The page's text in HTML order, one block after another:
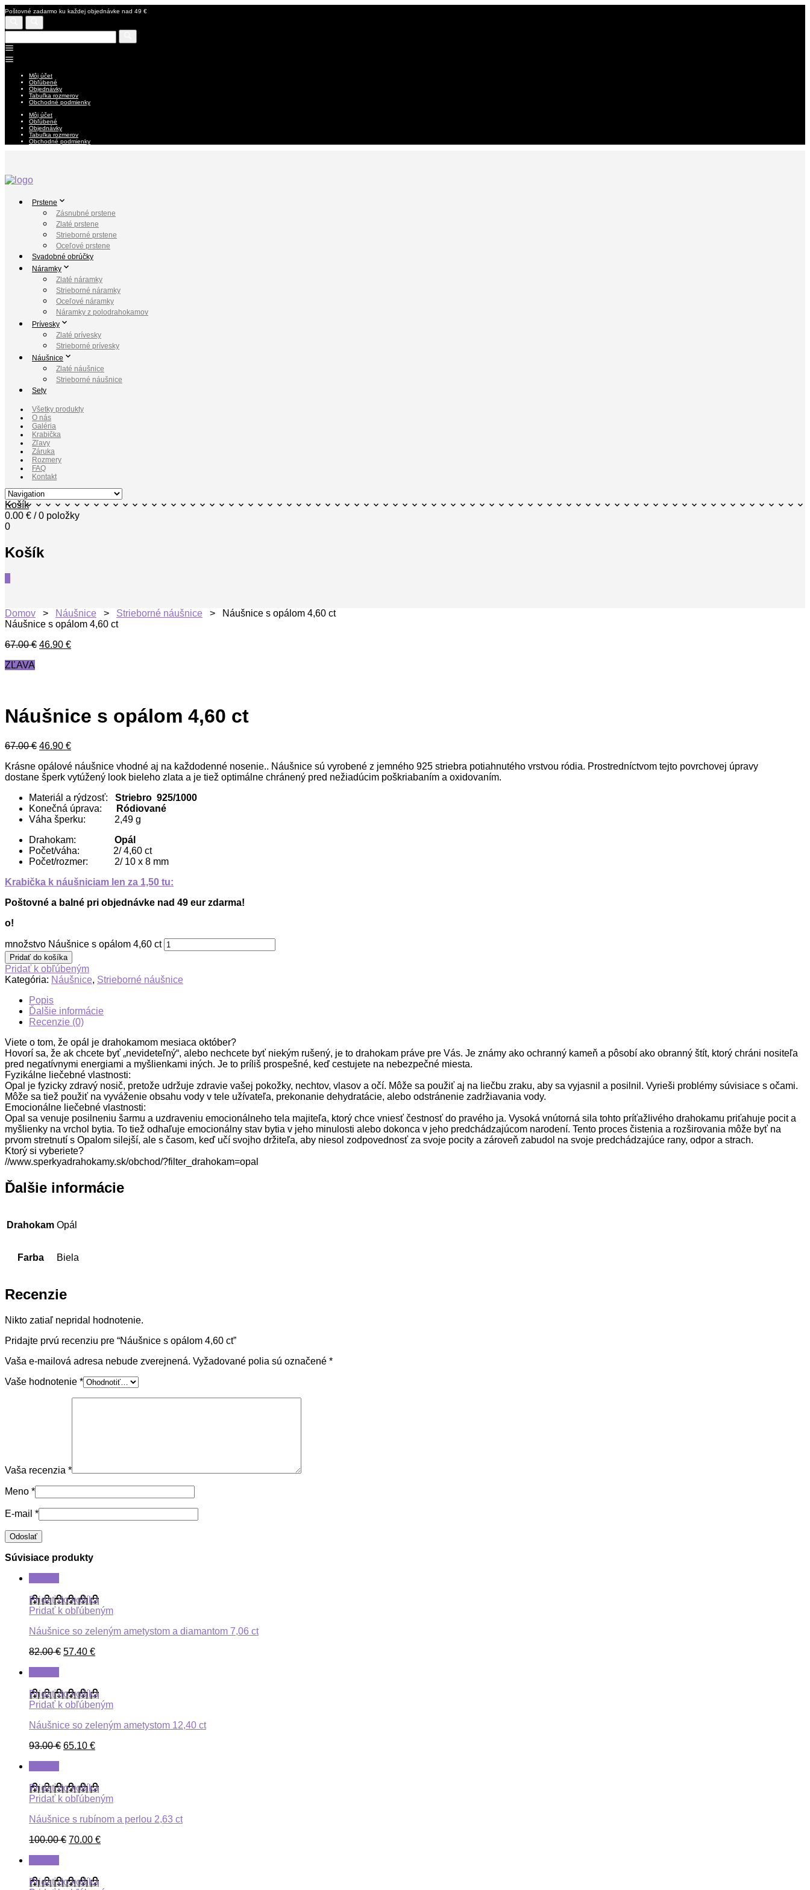
Poštovné zadarmo ku každej objednávke nad 49 €
Môj účet
Obľúbené
Objednávky
Tabuľka rozmerov
Obchodné podmienky
Môj účet
Obľúbené
Objednávky
Tabuľka rozmerov
Obchodné podmienky
Prstene
Zásnubné prstene
Zlaté prstene
Strieborné prstene
Oceľové prstene
Svadobné obrúčky
Náramky
Zlaté náramky
Strieborné náramky
Oceľové náramky
Náramky z polodrahokamov
Prívesky
Zlaté prívesky
Strieborné prívesky
Náušnice
Zlaté náušnice
Strieborné náušnice
Sety
Všetky produkty
O nás
Galéria
Krabička
Zľavy
Záruka
Rozmery
FAQ
Kontakt
Košík
0.00 € / 0 položky
0
Košík
Domov > Náušnice > Strieborné náušnice > Náušnice s opálom 4,60 ct
Náušnice s opálom 4,60 ct
67.00€ 46.90 €
ZĽAVA
Náušnice s opálom 4,60 ct
67.00€ 46.90 €
Krásne opálové náušnice vhodné aj na každodenné nosenie.. Náušnice sú vyrobené z jemného 925 striebra potiahnutého vrstvou ródia. Prostredníctvom tejto povrchovej úpravy
dostane šperk vytúžený look bieleho zlata a je tiež optimálne chránený pred nežiadúcim poškriabaním a oxidovaním.
Materiál a rýdzosť: Striebro 925/1000
Konečná úprava:
Ródiované
Váha šperku: 2,49 g
Drahokam:
Opál
Počet/váha: 2/ 4,60 ct
Počet/rozmer: 2/ 10 x 8 mm
Krabička k náušniciam len za 1,50 tu:
Poštovné a balné pri objednávke nad 49 eur zdarma!
o!
množstvo Náušnice s opálom 4,60 ct
Pridať do košíka
Pridať k obľúbeným
Kategória: Náušnice, Strieborné náušnice
Popis
Ďalšie informácie
Recenzie (0)
Viete o tom, že opál je drahokamom mesiaca október?
Hovorí sa, že ak chcete byť „nevideteľný“, alebo nechcete byť niekým rušený, je to drahokam práve pre Vás. Je známy ako ochranný kameň a pôsobí ako obranný štít, ktorý chráni nositeľa
pred negatívnymi energiami a myšlienkami iných. Je to príliš prospešné, keď cestujete na nebezpečné miesta.
Fyzikálne liečebné vlastnosti:
Opal je fyzicky zdravý nosič, pretože udržuje zdravie vašej pokožky, nechtov, vlasov a očí. Môže sa použiť aj na liečbu zraku, aby sa vyjasnil a posilnil. Vyrieši problémy súvisiace s očami.
Môže sa tiež použiť na vyváženie obsahu vody v tele užívateľa, prekonanie dehydratácie, alebo odstránenie zadržiavania vody.
Emocionálne liečebné vlastnosti:
Opal sa venuje posilneniu šarmu a uzdraveniu emocionálneho tela majiteľa, ktorý chce vniesť čestnosť do pravého ja. Vysoká vnútorná sila tohto príťažlivého drahokamu priťahuje pocit a
myšlienky na vrchol bytia. To tiež odhaľuje emocionálny stav bytia v jeho minulosti alebo dokonca v jeho predchádzajúcom narodení. Tento proces čistenia a rozširovania môže byť na
prvom stretnutí s Opalom silejší, ale s časom, keď učí svojho držiteľa, aby niesol zodpovednosť za svoje pocity a zároveň zabudol na svoje predchádzajúce rany, odpor a strach.
Ktorý si vyberiete?
//www.sperkyadrahokamy.sk/obchod/?filter_drahokam=opal
Ďalšie informácie
Drahokam Opál
Farba Biela
Recenzie
Nikto zatiaľ nepridal hodnotenie.
Pridajte prvú recenziu pre “Náušnice s opálom 4,60 ct”
Vaša e-mailová adresa nebude zverejnená. Vyžadované polia sú označené *
Vaše hodnotenie *
Vaša recenzia *
Meno *
E-mail *
Súvisiace produkty
Pridať do košíka
Pridať k obľúbeným
Náušnice so zeleným ametystom a diamantom 7,06 ct
82.00€ 57.40 €
Pridať do košíka
Pridať k obľúbeným
Náušnice so zeleným ametystom 12,40 ct
93.00€ 65.10 €
Pridať do košíka
Pridať k obľúbeným
Náušnice s rubínom a perlou 2,63 ct
100.00€ 70.00 €
Pridať do košíka